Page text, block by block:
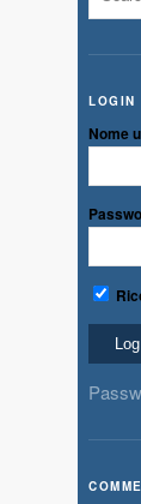
LOGIN
Nome